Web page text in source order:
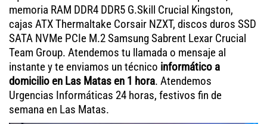
memoria RAM DDR4 DDR5 G.Skill Crucial Kingston,
cajas ATX Thermaltake Corsair NZXT, discos duros SSD
SATA NVMe PCIe M.2 Samsung Sabrent Lexar Crucial
Team Group. Atendemos tu llamada o mensaje al
instante y te enviamos un técnico informático a
domicilio en Las Matas en 1 hora. Atendemos
Urgencias Informáticas 24 horas, festivos fin de
semana en Las Matas.